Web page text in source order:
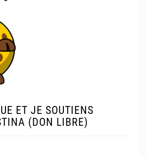
ET JE SOUTIENS
(DON LIBRE)